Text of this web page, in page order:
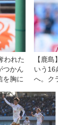
われた
つかん
を胸に
【鹿
いう16
へ。ク